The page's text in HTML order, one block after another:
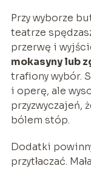
Przy wyborze
teatrze
przerwę i
mokasyny lub
trafiony wybór.
i operę, ale
przyzwyczajeń,
bólem stóp.
Dodatki
przytłaczać.